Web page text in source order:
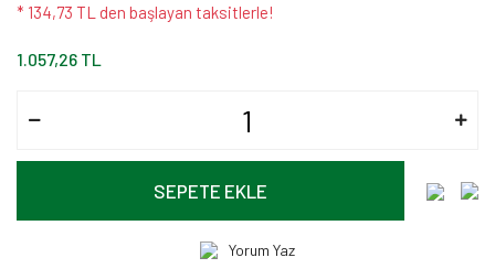
* 134,73 TL den başlayan taksitlerle!
1.057,26 TL
SEPETE EKLE
Yorum Yaz